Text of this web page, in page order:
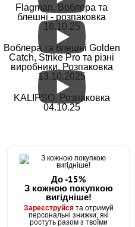
Flagman. Воблера та
блешні - розпаковка
18.10.25
Воблера та блешні Golden
Catch, Strike Pro та різні
виробники. Розпаковка
13.10.2025
KALIPSO. Розпаковка
04.10.25
До -15%
З кожною покупкою
вигідніше!
Зареєструйсята отримуй
персональні знижки, які
ростуть разом з твоїми